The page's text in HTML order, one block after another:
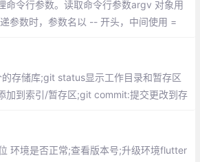
命令行参数。读取命令行参数argv 对象用
参数时，参数名以 -- 开头，中间使用 =
存储库;git status显示工作目录和暂存区
加到索引/暂存区;git commit:提交更改到存
环境是否正常;查看版本号;升级环境flutter